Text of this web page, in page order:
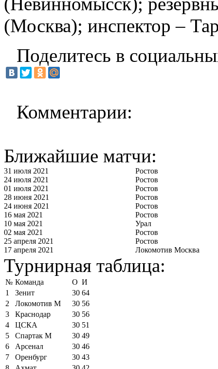
(Москва); инспектор –
Поделитесь в
Комментарии:
Ближайшие матчи:
31 июля 2021
Ростов
24 июля 2021
Ростов
01 июля 2021
Ростов
28 июня 2021
Ростов
24 июня 2021
Ростов
16 мая 2021
Ростов
10 мая 2021
Урал
02 мая 2021
Ростов
25 апреля 2021
Ростов
17 апреля 2021
Локомотив Москва
Турнирная таблица:
№ Команда О И
1
Зенит 30 64
2
Локомотив М 30 56
3
Краснодар 30 56
4
ЦСКА 30 51
5
Спартак М 30 49
6
Арсенал 30 46
7
Оренбург 30 43